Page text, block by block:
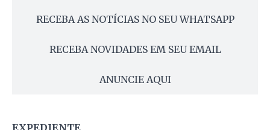
RECEBA AS NOTÍCIAS NO SEU WHATSAPP
RECEBA NOVIDADES EM SEU EMAIL
ANUNCIE AQUI
EXPEDIENTE